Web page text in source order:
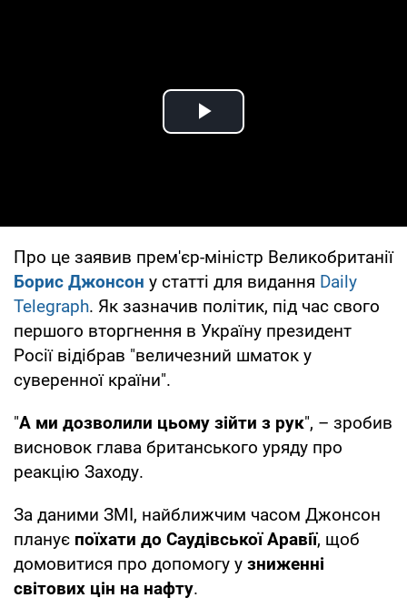
Play Video
Про це заявив прем'єр-міністр Великобританії
Борис Джонсон у статті для видання Daily
Telegraph. Як зазначив політик, під час свого
першого вторгнення в Україну президент
Росії відібрав "величезний шматок у
суверенної країни".
"А ми дозволили цьому зійти з рук", – зробив
висновок глава британського уряду про
реакцію Заходу.
За даними ЗМІ, найближчим часом Джонсон
планує поїхати до Саудівської Аравії, щоб
домовитися про допомогу у зниженні
світових цін на нафту.